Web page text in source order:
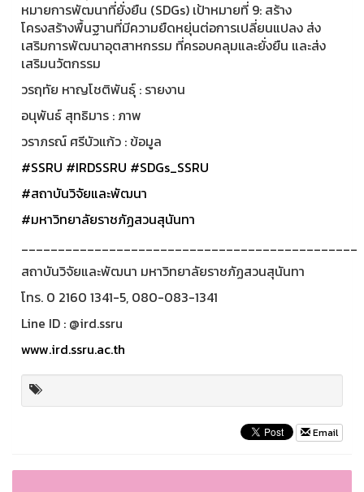
หมายการพัฒนาที่ยั่งยืน (SDGs) เป้าหมายที่ 9: สร้าง
โครงสร้างพื้นฐานที่มีความยืดหยุ่นต่อการเปลี่ยนแปลง ส่ง
เสริมการพัฒนาอุตสาหกรรม ที่ครอบคลุมและยั่งยืน และส่ง
เสริมนวัตกรรม
วรฤทัย หาญโชติพันธุ์ : รายงาน
อนุพันธ์ สุทธิมาร : ภาพ
วราภรณ์ ศรีบัวแก้ว : ข้อมูล
#SSRU #IRDSSRU #SDGs_SSRU
#สถาบันวิจัยและพัฒนา
#มหาวิทยาลัยราชภัฏสวนสุนันทา
______________________________________________
สถาบันวิจัยและพัฒนา มหาวิทยาลัยราชภัฏสวนสุนันทา
โทร. 0 2160 1341-5, 080-083-1341
Line ID : @ird.ssru
www.ird.ssru.ac.th
Email